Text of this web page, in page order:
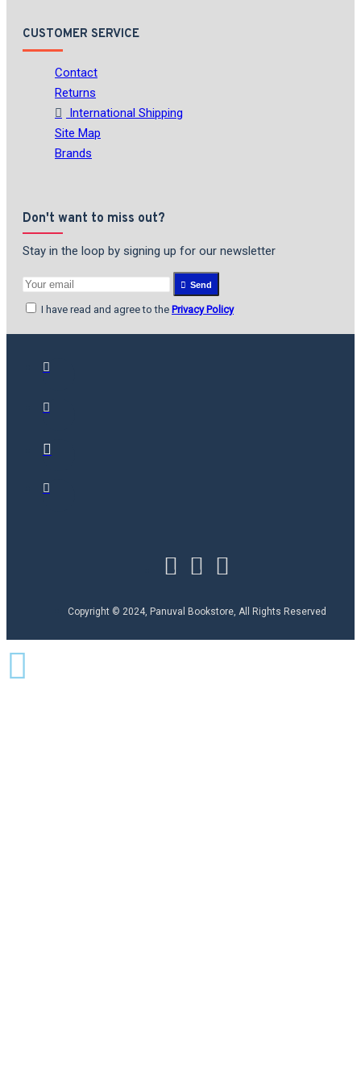
CUSTOMER SERVICE
Contact
Returns
International Shipping
Site Map
Brands
Don't want to miss out?
Stay in the loop by signing up for our newsletter
Send
I have read and agree to the Privacy Policy
Copyright © 2024, Panuval Bookstore, All Rights Reserved